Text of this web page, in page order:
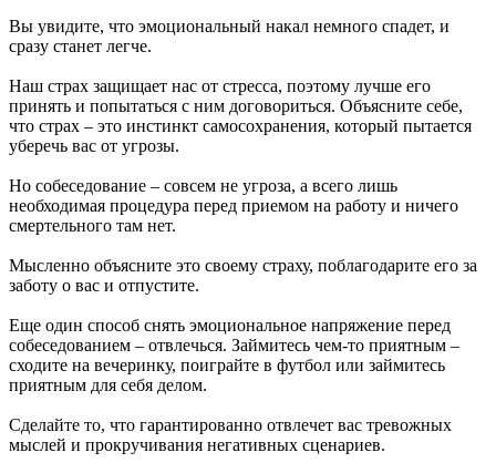
Вы увидите, что эмоциональный накал немного спадет, и
сразу станет легче.
Наш страх защищает нас от стресса, поэтому лучше его
принять и попытаться с ним договориться. Объясните себе,
что страх – это инстинкт самосохранения, который пытается
уберечь вас от угрозы.
Но собеседование – совсем не угроза, а всего лишь
необходимая процедура перед приемом на работу и ничего
смертельного там нет.
Мысленно объясните это своему страху, поблагодарите его за
заботу о вас и отпустите.
Еще один способ снять эмоциональное напряжение перед
собеседованием – отвлечься. Займитесь чем-то приятным –
сходите на вечеринку, поиграйте в футбол или займитесь
приятным для себя делом.
Сделайте то, что гарантированно отвлечет вас тревожных
мыслей и прокручивания негативных сценариев.